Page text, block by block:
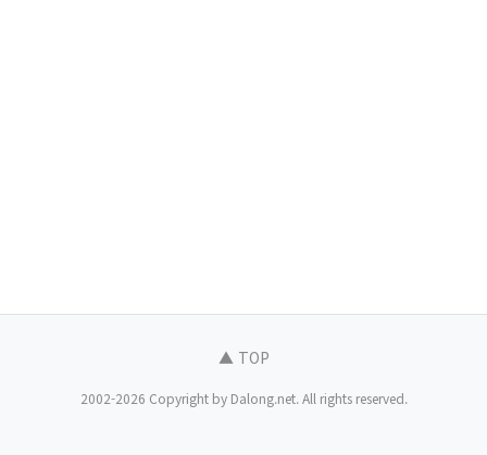
▲ TOP
2002-2026 Copyright by Dalong.net. All rights reserved.